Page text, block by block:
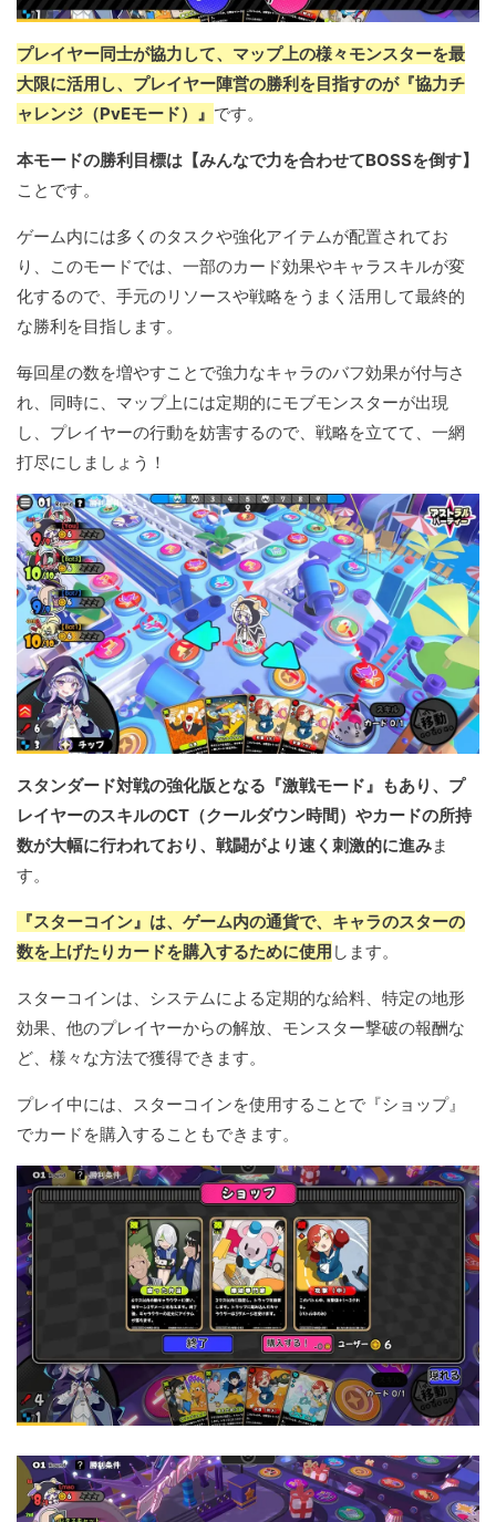
プレイヤー同士が協力して、マップ上の様々モンスターを最
大限に活用し、プレイヤー陣営の勝利を目指すのが『協力チ
ャレンジ（PvEモード）』 です。
本モードの勝利目標は【みんなで力を合わせてBOSSを倒す】
ことです。
ゲーム内には多くのタスクや強化アイテムが配置されてお
り、このモードでは、一部のカード効果やキャラスキルが変
化するので、手元のリソースや戦略をうまく活用して最終的
な勝利を目指します。
毎回星の数を増やすことで強力なキャラのバフ効果が付与さ
れ、同時に、マップ上には定期的にモブモンスターが出現
し、プレイヤーの行動を妨害するので、戦略を立てて、一網
打尽にしましょう！
スタンダード対戦の強化版となる『激戦モード』もあり、プ
レイヤーのスキルのCT（クールダウン時間）やカードの所持
数が大幅に行われており、戦闘がより速く刺激的に進みま
す。
『スターコイン』は、ゲーム内の通貨で、キャラのスターの
数を上げたりカードを購入するために使用 します。
スターコインは、システムによる定期的な給料、特定の地形
効果、他のプレイヤーからの解放、モンスター撃破の報酬な
ど、様々な方法で獲得できます。
プレイ中には、スターコインを使用することで『ショップ』
でカードを購入することもできます。